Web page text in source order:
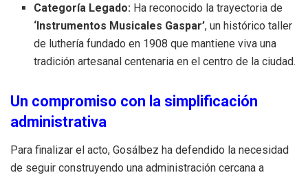
Categoría Legado: Ha reconocido la trayectoria de
‘Instrumentos Musicales Gaspar’, un histórico taller
de luthería fundado en 1908 que mantiene viva una
tradición artesanal centenaria en el centro de la ciudad.
Un compromiso con la simplificación
administrativa
Para finalizar el acto, Gosálbez ha defendido la necesidad
de seguir construyendo una administración cercana a